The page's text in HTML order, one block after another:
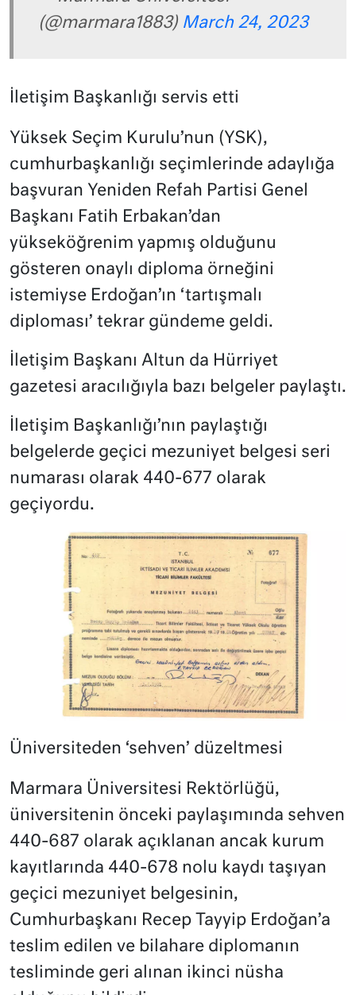
(@marmara1883) March 24, 2023
İletişim Başkanlığı servis etti
Yüksek Seçim Kurulu’nun (YSK),
cumhurbaşkanlığı seçimlerinde adaylığa
başvuran Yeniden Refah Partisi Genel
Başkanı Fatih Erbakan’dan
yükseköğrenim yapmış olduğunu
gösteren onaylı diploma örneğini
istemiyse Erdoğan’ın ‘tartışmalı
diploması’ tekrar gündeme geldi.
İletişim Başkanı Altun da Hürriyet
gazetesi aracılığıyla bazı belgeler paylaştı.
İletişim Başkanlığı’nın paylaştığı
belgelerde geçici mezuniyet belgesi seri
numarası olarak 440-677 olarak
geçiyordu.
Üniversiteden ‘sehven’ düzeltmesi
Marmara Üniversitesi Rektörlüğü,
üniversitenin önceki paylaşımında sehven
440-687 olarak açıklanan ancak kurum
kayıtlarında 440-678 nolu kaydı taşıyan
geçici mezuniyet belgesinin,
Cumhurbaşkanı Recep Tayyip Erdoğan’a
teslim edilen ve bilahare diplomanın
tesliminde geri alınan ikinci nüsha